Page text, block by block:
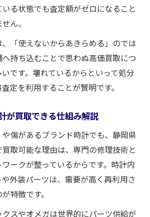
る状態でも査定額がゼロになること
ん。
「使えないからあきらめる」のでは
持ち込むことで思わぬ高価買取につ
です。壊れているからといって処分
定を利用することが賢明です。
が買取できる仕組み解説
傷があるブランド時計でも、静岡県
取可能な理由は、専門の修理技術と
ークが整っているからです。時計内
外装パーツは、需要が高く再利用さ
特徴です。
スやオメガは世界的にパーツ供給が